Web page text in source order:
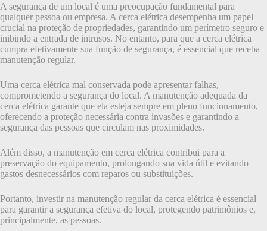
A segurança de um local é uma preocupação fundamental para
qualquer pessoa ou empresa. A cerca elétrica desempenha um papel
crucial na proteção de propriedades, garantindo um perímetro seguro e
inibindo a entrada de intrusos. No entanto, para que a cerca elétrica
cumpra efetivamente sua função de segurança, é essencial que receba
manutenção regular.
Uma cerca elétrica mal conservada pode apresentar falhas,
comprometendo a segurança do local. A manutenção adequada da
cerca elétrica garante que ela esteja sempre em pleno funcionamento,
oferecendo a proteção necessária contra invasões e garantindo a
segurança das pessoas que circulam nas proximidades.
Além disso, a manutenção em cerca elétrica contribui para a
preservação do equipamento, prolongando sua vida útil e evitando
gastos desnecessários com reparos ou substituições.
Portanto, investir na manutenção regular da cerca elétrica é essencial
para garantir a segurança efetiva do local, protegendo patrimônios e,
principalmente, as pessoas.